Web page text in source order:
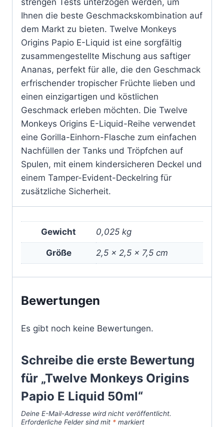
strengen Tests unterzogen werden, um
Ihnen die beste Geschmackskombination auf
dem Markt zu bieten. Twelve Monkeys
Origins Papio E-Liquid ist eine sorgfältig
zusammengestellte Mischung aus saftiger
Ananas, perfekt für alle, die den Geschmack
erfrischender tropischer Früchte lieben und
einen einzigartigen und köstlichen
Geschmack erleben möchten. Die Twelve
Monkeys Origins E-Liquid-Reihe verwendet
eine Gorilla-Einhorn-Flasche zum einfachen
Nachfüllen der Tanks und Tröpfchen auf
Spulen, mit einem kindersicheren Deckel und
einem Tamper-Evident-Deckelring für
zusätzliche Sicherheit.
Gewicht 0,025 kg
Größe 2,5 × 2,5 × 7,5 cm
Bewertungen
Es gibt noch keine Bewertungen.
Schreibe die erste Bewertung
für „Twelve Monkeys Origins
Papio E Liquid 50ml“
Deine E-Mail-Adresse wird nicht veröffentlicht.
Erforderliche Felder sind mit * markiert